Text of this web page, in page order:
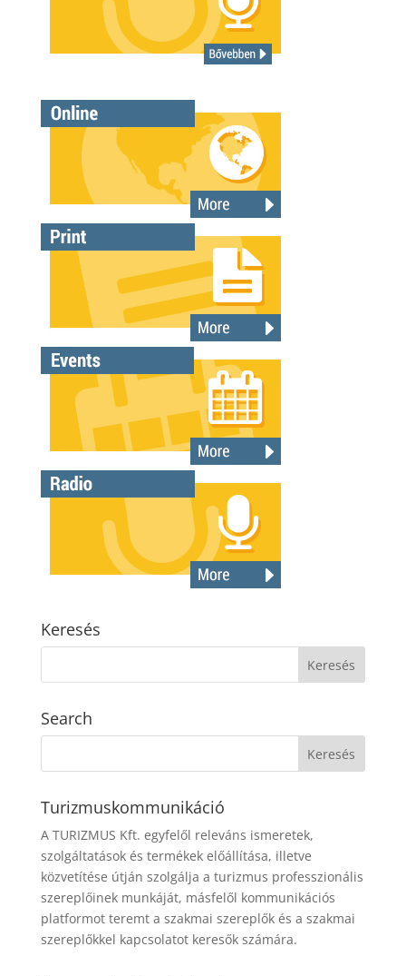
Keresés
Search
Turizmuskommunikáció
A TURIZMUS Kft. egyfelől releváns ismeretek,
szolgáltatások és termékek előállítása, illetve
közvetítése útján szolgálja a turizmus professzionális
szereplőinek munkáját, másfelől kommunikációs
platformot teremt a szakmai szereplők és a szakmai
szereplőkkel kapcsolatot keresők számára.